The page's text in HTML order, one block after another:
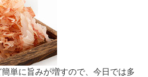
単に旨みが増すので、今日では多